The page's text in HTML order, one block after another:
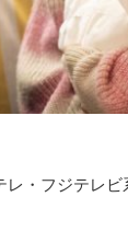
・フジテレビ